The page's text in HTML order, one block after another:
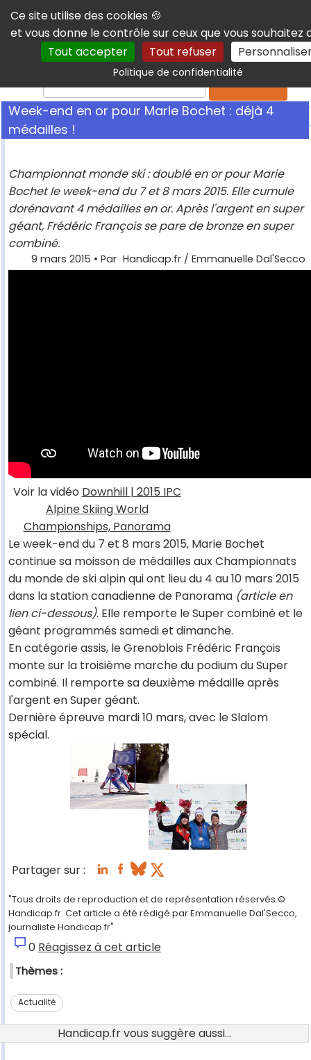
Panneau de gestion des cookies
Ce site utilise des cookies 🍪
et vous donne le contrôle sur ceux que vous souhaitez
Tout accepter
Tout refuser
Politique de confidentialité
Week-end en or pour Marie Bochet : déjà 4
médailles !
Championnat monde ski : doublé en or pour Marie
Bochet le week-end du 7 et 8 mars 2015. Elle cumule
dorénavant 4 médailles en or. Après l'argent en super
géant, Frédéric François se pare de bronze en super
combiné.
9 mars 2015 • Par Handicap.fr / Emmanuelle Dal'Secco
Voir la vidéo Downhill | 2015 IPC
Alpine Skiing World
Championships, Panorama
Le week-end du 7 et 8 mars 2015, Marie Bochet
continue sa moisson de médailles aux Championnats
du monde de ski alpin qui ont lieu du 4 au 10 mars 2015
dans la station canadienne de Panorama (article en
lien ci-dessous). Elle remporte le Super combiné et le
géant programmés samedi et dimanche.
En catégorie assis, le Grenoblois Frédéric François
monte sur la troisième marche du podium du Super
combiné. Il remporte sa deuxième médaille après
l'argent en Super géant.
Dernière épreuve mardi 10 mars, avec le Slalom
spécial.
Partager sur :
"Tous droits de reproduction et de représentation réservés.©
Handicap.fr. Cet article a été rédigé par Emmanuelle Dal'Secco,
journaliste Handicap.fr"
0 Réagissez à cet article
Thèmes :
Actualité
Handicap.fr vous suggère aussi...